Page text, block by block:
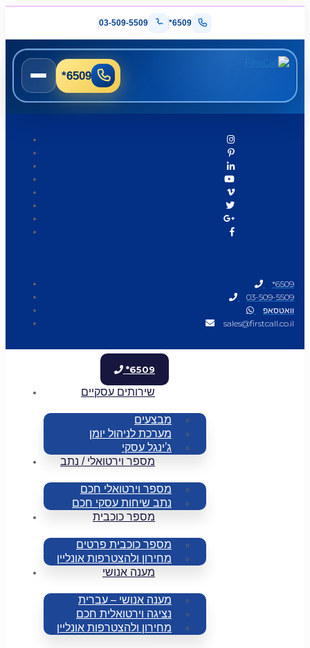
*6509
03-509-5509
*6509
*6509
03-509-5509
וואטסאפ
sales@firstcall.co.il
*6509
שירותים עסקיים
מבצעים
מערכת לניהול יומן
ג’ינגל עסקי
מספר וירטואלי / נתב
מספר וירטואלי חכם
נתב שיחות עסקי חכם
מספר כוכבית
מספר כוכבית פרטים
מחירון ולהצטרפות אונליין
מענה אנושי
מענה אנושי – עברית
נציגה וירטואלית חכם
מחירון ולהצטרפות אונליין